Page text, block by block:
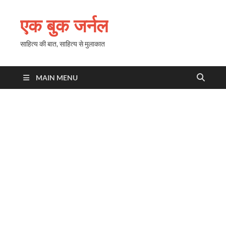
एक बुक जर्नल
साहित्य की बात, साहित्य से मुलाकात
MAIN MENU